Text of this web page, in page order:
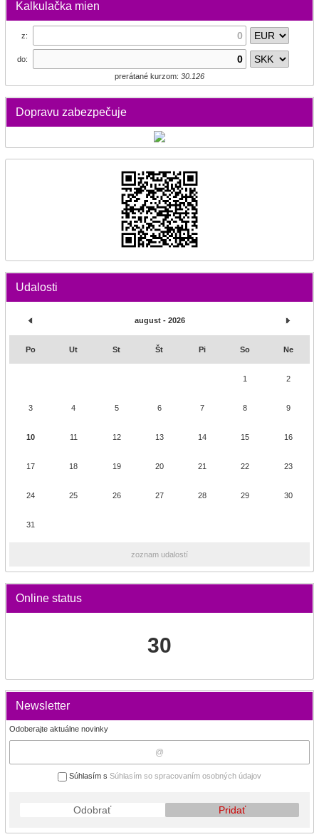
Kalkulačka mien
z:
do:
prerátané kurzom: 30.126
Dopravu zabezpečuje
Udalosti
august - 2026
Po Ut St Št Pi So Ne
1 2
3 4 5 6 7 8 9
10 11 12 13 14 15 16
17 18 19 20 21 22 23
24 25 26 27 28 29 30
31
zoznam udalostí
Online status
30
Newsletter
Odoberajte aktuálne novinky
Súhlasím s Súhlasím so spracovaním osobných údajov
Odobrať Pridať